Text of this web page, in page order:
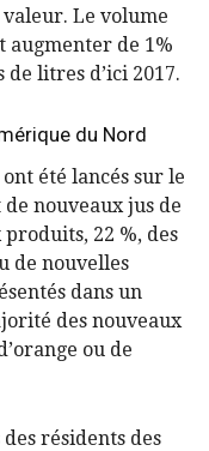
valeur. Le volume
augmenter de 1%
litres d’ici 2017.
du Nord
été lancés sur le
nouveaux jus de
22 %, des
de nouvelles
dans un
des nouveaux
ou de
résidents des